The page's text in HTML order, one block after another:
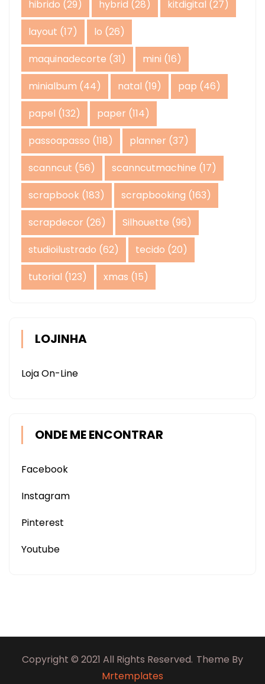
hibrido (29) hybrid (28) kitdigital (27)
layout (17) lo (26)
maquinadecorte (31) mini (16)
minialbum (44) natal (19) pap (46)
papel (132) paper (114)
passoapasso (118) planner (37)
scanncut (56) scanncutmachine (17)
scrapbook (183) scrapbooking (163)
scrapdecor (26) Silhouette (96)
studioilustrado (62) tecido (20)
tutorial (123) xmas (15)
LOJINHA
Loja On-Line
ONDE ME ENCONTRAR
Facebook
Instagram
Pinterest
Youtube
Copyright © 2021 All Rights Reserved. Theme By
Mrtemplates